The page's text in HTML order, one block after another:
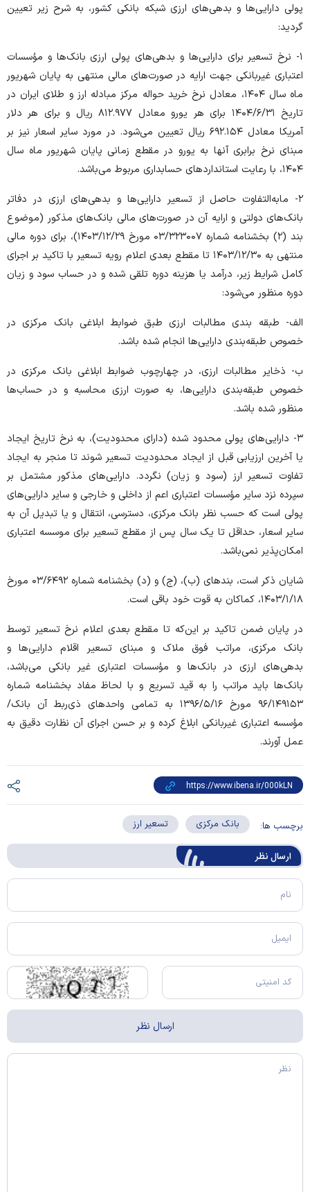
پولی دارایی‌ها و بدهی‌های ارزی شبکه بانکی کشور، به شرح زیر تعیین
گردید:
۱‏- نرخ تسعیر برای دارایی‌ها و بدهی‌های پولی ارزی بانک‌ها و مؤسسات
اعتباری غیربانکی جهت ارایه در صورت‌های مالی منتهی به پایان شهریور
ماه سال ۱۴۰۴، معادل نرخ خرید حواله مرکز مبادله ارز و طلای ایران در
تاریخ ۳۱‏‏‏‏‏/۶‏‏‏‏‏/۱۴۰۴ برای هر یورو معادل ۸۱۲.۹۷۷ ریال و برای هر دلار
آمریکا معادل ۶۹۲.۱۵۴ ریال تعیین می‌شود. در مورد سایر اسعار نیز بر
مبنای نرخ برابری آنها به یورو در مقطع زمانی پایان شهریور ماه سال
۱۴۰۴، با رعایت استاندارد‌های حسابداری مربوط می‌باشد.
۲‏- مابه‌‏التفاوت حاصل از تسعیر دارایی‌ها و بدهی‌های ارزی در دفاتر
بانک‌های دولتی و ارایه آن در صورت‌های مالی بانک‌های مذکور (موضوع
بند (۲) بخشنامه شماره ۳۲۳۰۰۷‏/۰۳ مورخ ۲۹‏/۱۲‏/۱۴۰۳)، برای دوره مالی
منتهی به ۳۰‏‏/۱۲‏‏/۱۴۰۳ تا مقطع بعدی اعلام رویه تسعیر با تاکید بر اجرای
کامل شرایط زیر، درآمد یا هزینه دوره تلقی شده و در حساب سود و زیان
دوره منظور می‌شود:
الف‏- طبقه ‎بندی مطالبات ارزی طبق ضوابط ابلاغی بانک مرکزی در
خصوص طبقه‌بندی دارایی‌ها انجام شده باشد.
ب‏‏- ذخایر مطالبات ارزی، در چهارچوب ضوابط ابلاغی بانک مرکزی در
خصوص طبقه‌بندی دارایی‌ها، به صورت ارزی محاسبه و در حساب‌ها
منظور شده باشد.
۳‏- دارایی‌های پولی محدود شده (دارای محدودیت)، به نرخ تاریخ ایجاد‏‏‏
یا آخرین ارزیابی قبل از ایجاد محدودیت تسعیر شوند تا منجر به ایجاد
تفاوت تسعیر ارز (سود و زیان) نگردد. دارایی‌های مذکور مشتمل بر
سپرده نزد سایر مؤسسات اعتباری اعم از داخلی و خارجی و سایر دارایی‌های
پولی است که حسب نظر بانک مرکزی، دسترسی، انتقال و یا تبدیل آن به
سایر اسعار، حداقل تا یک سال پس از مقطع تسعیر برای موسسه اعتباری
امکان‌پذیر نمی‌باشد.
شایان ذکر است، بند‌های (ب)، (ج) و (د) بخشنامه شماره ۶۴۹۲‏/۰۳ مورخ
۱۸‏/۱‏/۱۴۰۳، کماکان به قوت خود باقی است.
در پایان ضمن تاکید بر این‌که تا مقطع بعدی اعلام نرخ تسعیر توسط
بانک مرکزی، مراتب فوق ملاک و مبنای تسعیر اقلام دارایی‌ها و
بدهی‌های ارزی در بانک‌ها و مؤسسات اعتباری غیر بانکی می‌باشد،
بانک‌ها باید مراتب را به قید تسریع و با لحاظ مفاد بخشنامه شماره
۱۴۹۱۵۳‏/۹۶ مورخ ۱۶‏/۵‏/۱۳۹۶ به تمامی واحد‌های ذی‌ربط آن بانک‏/
مؤسسه اعتباری غیربانکی ابلاغ کرده و بر حسن اجرای آن نظارت دقیق به
عمل آورند.
برچسب ها: بانک مرکزی تسعیر ارز
ارسال‌ نظر